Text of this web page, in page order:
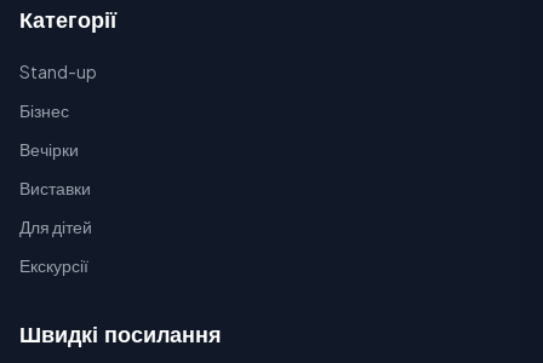
Категорії
Stand-up
Бізнес
Вечірки
Виставки
Для дітей
Екскурсії
Швидкі посилання